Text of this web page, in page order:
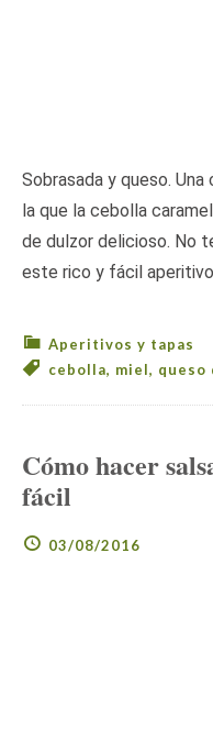
Sobrasada y queso.
la que la cebolla
de dulzor delicioso. No
este rico y fácil
Aperitivos y tapas
cebolla, miel, queso
Cómo hacer
fácil
03/08/2016